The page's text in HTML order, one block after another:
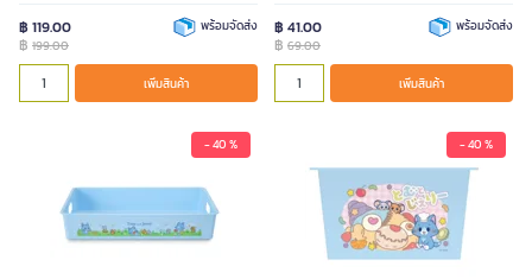
฿ 119.00
฿ 199.00
พร้อมจัดส่ง
เพิ่มสินค้า
฿ 41.00
฿ 69.00
พร้อมจัดส่ง
เพิ่มสินค้า
- 40 % - 40 %